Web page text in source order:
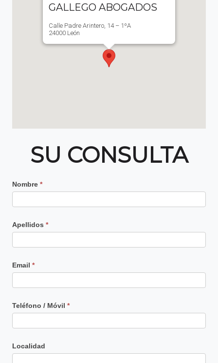
GALLEGO ABOGADOS
Calle Padre Arintero, 14 – 1ºA
24000 León
SU CONSULTA
Contacto
Principal
Nombre *
Apellidos *
Email *
Teléfono / Móvil *
Localidad